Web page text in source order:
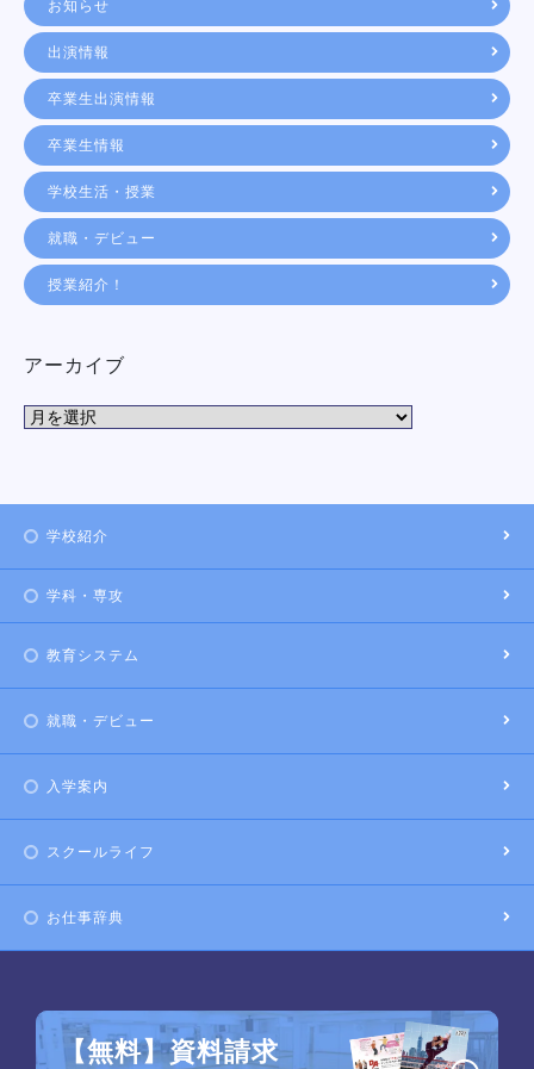
お知らせ
出演情報
卒業生出演情報
卒業生情報
学校生活・授業
就職・デビュー
授業紹介！
アーカイブ
学校紹介
学科・専攻
教育システム
就職・デビュー
入学案内
スクールライフ
お仕事辞典
【無料】資料請求